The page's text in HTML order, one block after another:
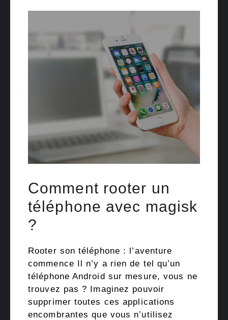
Comment rooter un
téléphone avec magisk
?
Rooter son téléphone : l’aventure
commence Il n’y a rien de tel qu’un
téléphone Android sur mesure, vous ne
trouvez pas ? Imaginez pouvoir
supprimer toutes ces applications
encombrantes que vous n’utilisez